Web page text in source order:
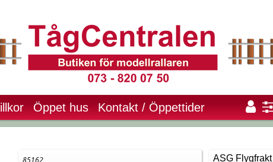
Öppet hus Kontakt / Öppettider
85162
ASG Flygfrakt